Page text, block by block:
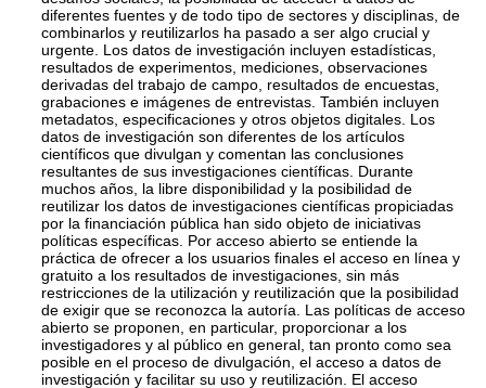
diferentes fuentes y de todo tipo de sectores y disciplinas, de
combinarlos y reutilizarlos ha pasado a ser algo crucial y
urgente. Los datos de investigación incluyen estadísticas,
resultados de experimentos, mediciones, observaciones
derivadas del trabajo de campo, resultados de encuestas,
grabaciones e imágenes de entrevistas. También incluyen
metadatos, especificaciones y otros objetos digitales. Los
datos de investigación son diferentes de los artículos
científicos que divulgan y comentan las conclusiones
resultantes de sus investigaciones científicas. Durante
muchos años, la libre disponibilidad y la posibilidad de
reutilizar los datos de investigaciones científicas propiciadas
por la financiación pública han sido objeto de iniciativas
políticas específicas. Por acceso abierto se entiende la
práctica de ofrecer a los usuarios finales el acceso en línea y
gratuito a los resultados de investigaciones, sin más
restricciones de la utilización y reutilización que la posibilidad
de exigir que se reconozca la autoría. Las políticas de acceso
abierto se proponen, en particular, proporcionar a los
investigadores y al público en general, tan pronto como sea
posible en el proceso de divulgación, el acceso a datos de
investigación y facilitar su uso y reutilización. El acceso